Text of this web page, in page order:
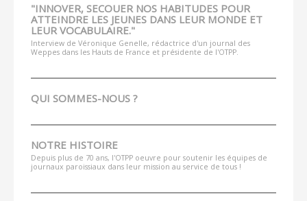
"INNOVER, SECOUER NOS HABITUDES POUR
ATTEINDRE LES JEUNES DANS LEUR MONDE ET
LEUR VOCABULAIRE."
Interview de Véronique Genelle, rédactrice d'un journal des
Weppes dans les Hauts de France et présidente de l'OTPP.
QUI SOMMES-NOUS ?
NOTRE HISTOIRE
Depuis plus de 70 ans, l'OTPP oeuvre pour soutenir les équipes de
journaux paroissiaux dans leur mission au service de tous !